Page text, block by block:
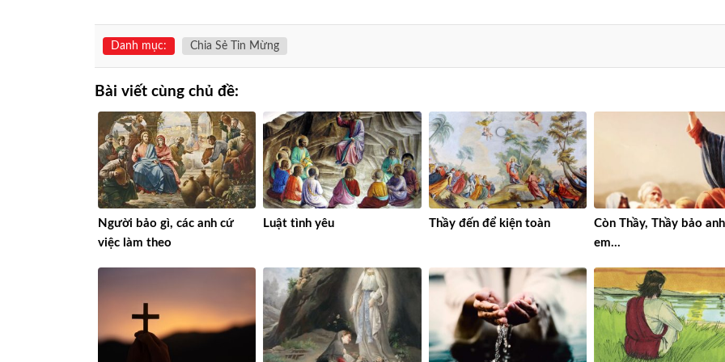
Danh mục: Chia Sẻ Tin Mừng
Bài viết cùng chủ đề:
Người bảo gì, các anh cứ
việc làm theo
Luật tình yêu Thầy đến để kiện toàn
Còn Thầy, Thầy bảo anh
em…